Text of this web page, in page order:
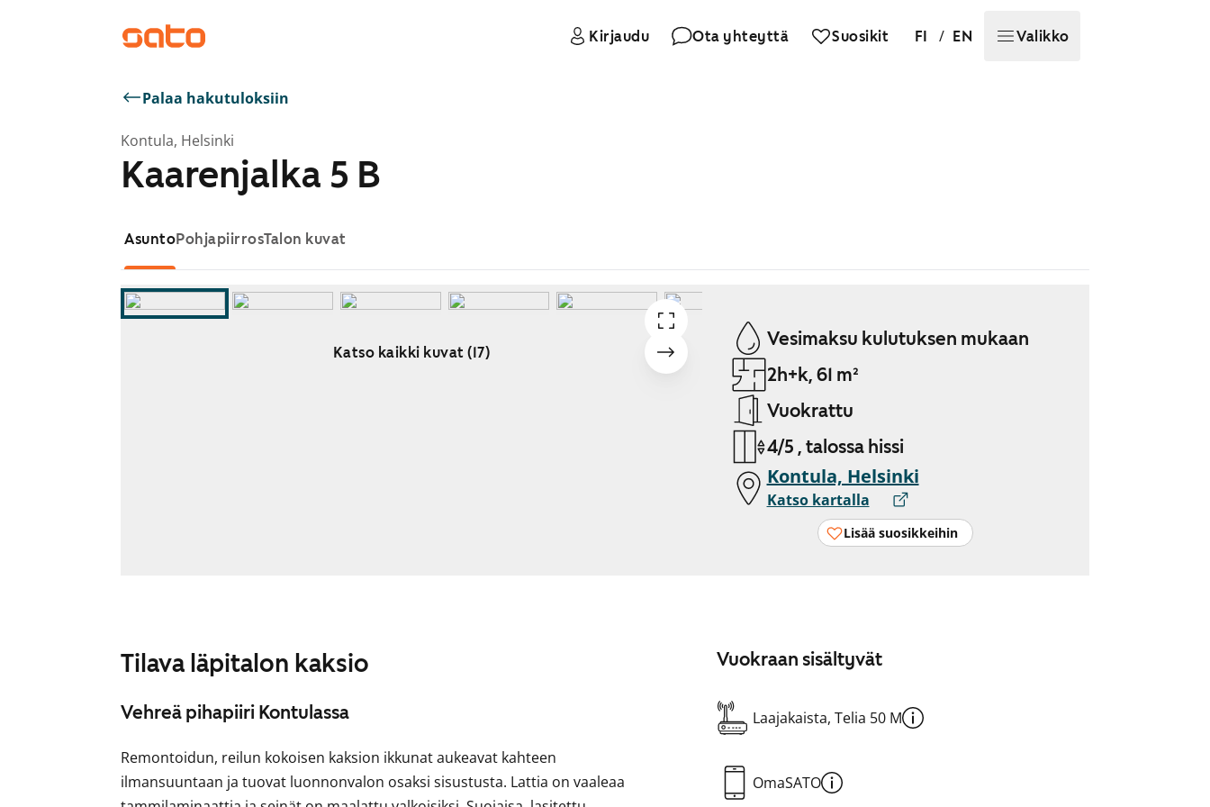
Kirjaudu Ota yhteyttä Suosikit FI / EN Valikko
Palaa hakutuloksiin
Kontula, Helsinki
Kaarenjalka 5 B
AsuntoPohjapiirrosTalon kuvat
Katso kaikki kuvat (17)
Vesimaksu kulutuksen mukaan
2h+k, 61 m²
Vuokrattu
4/5 , talossa hissi
Kontula, Helsinki
Katso kartalla
Lisää suosikkeihin
Tilava läpitalon kaksio
Vehreä pihapiiri Kontulassa
Remontoidun, reilun kokoisen kaksion ikkunat aukeavat kahteen
ilmansuuntaan ja tuovat luonnonvalon osaksi sisustusta. Lattia on vaaleaa
Vuokraan sisältyvät
Laajakaista, Telia 50 M
OmaSATO